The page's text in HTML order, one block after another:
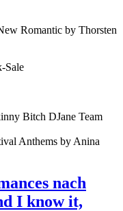
Romantic by Thorsten
Sale
Bitch DJane Team
Anthems by Anina
nach
I know it,